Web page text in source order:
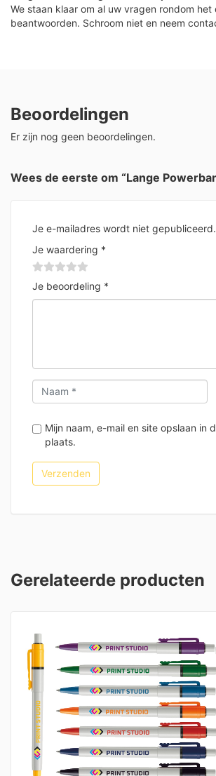
We staan klaar om al uw vragen rondom
beantwoorden. Schroom niet en neem
Beoordelingen
Er zijn nog geen beoordelingen.
Wees de eerste om “Lange
Je e-mailadres wordt niet gepubliceerd.
Je waardering *
Je beoordeling *
Mijn naam, e-mail en site opslaan in
plaats.
Gerelateerde producten